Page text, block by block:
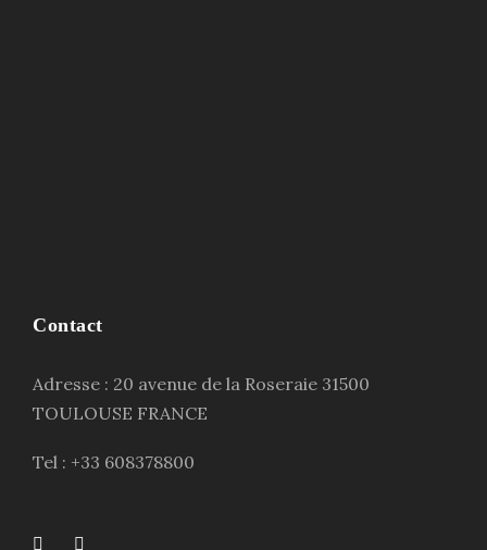
Contact
Adresse : 20 avenue de la Roseraie 31500
TOULOUSE FRANCE
Tel : +33 608378800